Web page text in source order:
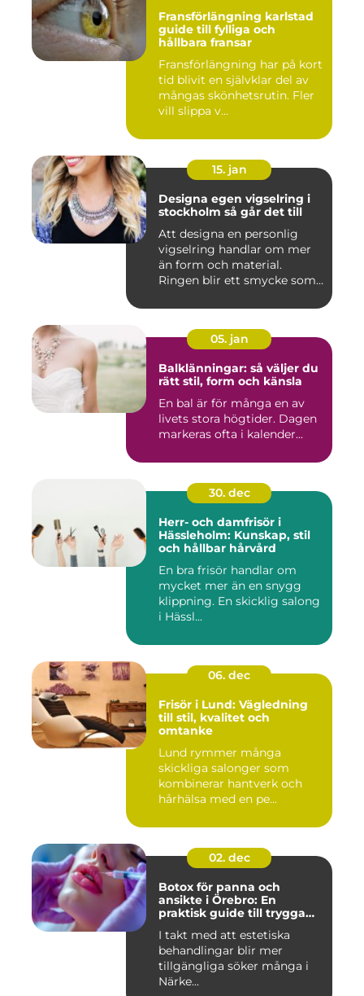
Fransförlängning karlstad
guide till fylliga och
hållbara fransar
Fransförlängning har på kort
tid blivit en självklar del av
mångas skönhetsrutin. Fler
vill slippa v...
15. jan
Designa egen vigselring i
stockholm så går det till
Att designa en personlig
vigselring handlar om mer
än form och material.
Ringen blir ett smycke som
05. jan
Balklänningar: så väljer du
rätt stil, form och känsla
En bal är för många en av
livets stora högtider. Dagen
markeras ofta i kalender...
30. dec
Herr- och damfrisör i
Hässleholm: Kunskap, stil
och hållbar hårvård
En bra frisör handlar om
mycket mer än en snygg
klippning. En skicklig salong
i Hässl...
06. dec
Frisör i Lund: Vägledning
till stil, kvalitet och
omtanke
Lund rymmer många
skickliga salonger som
kombinerar hantverk och
hårhälsa med en pe...
02. dec
Botox för panna och
ansikte i Örebro: En
praktisk guide till trygga
I takt med att estetiska
behandlingar blir mer
tillgängliga söker många i
Närke...